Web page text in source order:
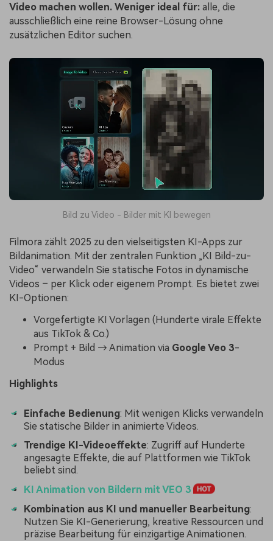
Video machen wollen. Weniger ideal für: alle, die
ausschließlich eine reine Browser-Lösung ohne
zusätzlichen Editor suchen.
Bild zu Video - Bilder mit KI bewegen
Filmora zählt 2025 zu den vielseitigsten KI-Apps zur
Bildanimation. Mit der zentralen Funktion „KI Bild-zu-
Video“ verwandeln Sie statische Fotos in dynamische
Videos – per Klick oder eigenem Prompt. Es bietet zwei
KI-Optionen:
Vorgefertigte KI Vorlagen (Hunderte virale Effekte
aus TikTok & Co.)
Prompt + Bild → Animation via Google Veo 3-
Modus
Highlights
Einfache Bedienung: Mit wenigen Klicks verwandeln
Sie statische Bilder in animierte Videos.
Trendige KI-Videoeffekte: Zugriff auf Hunderte
angesagte Effekte, die auf Plattformen wie TikTok
beliebt sind.
KI Animation von Bildern mit VEO 3
Kombination aus KI und manueller Bearbeitung:
Nutzen Sie KI-Generierung, kreative Ressourcen und
präzise Bearbeitung für einzigartige Animationen.